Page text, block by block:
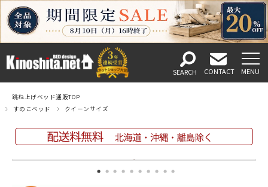
跳ね上げベッド通販TOP
すのこベッド
クイーンサイズ